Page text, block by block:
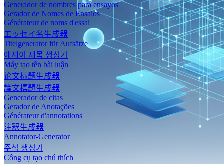
Generador de nombres para ensayos
Gerador de Nomes de Ensaios
Générateur de noms d'essai
エッセイ名生成器
Titelgenerator für Aufsätze
에세이 제목 생성기
Máy tạo tên bài luận
论文标题生成器
論文標題生成器
Generador de citas
Gerador de Anotações
Générateur d'annotations
注釈生成器
Annotator-Generator
주석 생성기
Công cụ tạo chú thích